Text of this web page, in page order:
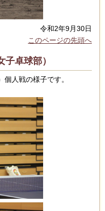
令和2年9月30日
このページの先頭へ
卓球部）
人戦の様子です。